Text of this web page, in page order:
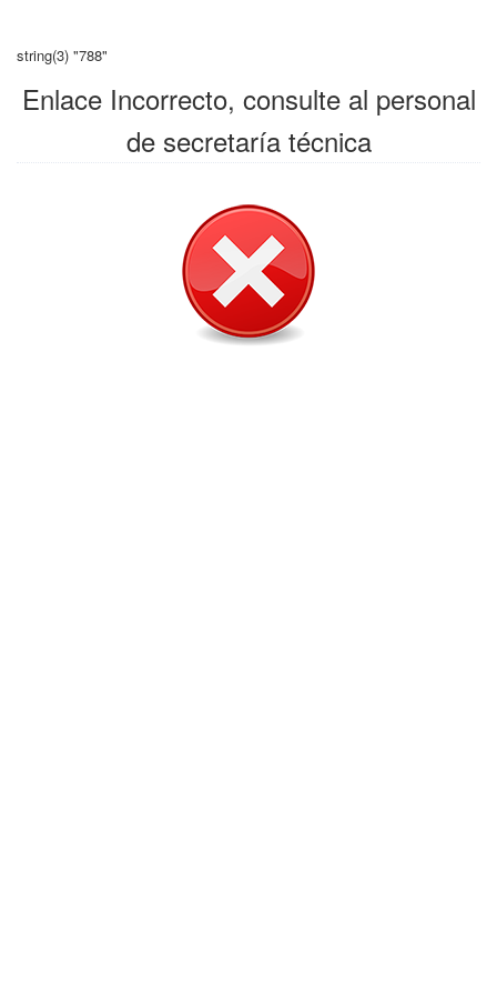
string(3) "788"
Enlace Incorrecto, consulte al personal
de secretaría técnica